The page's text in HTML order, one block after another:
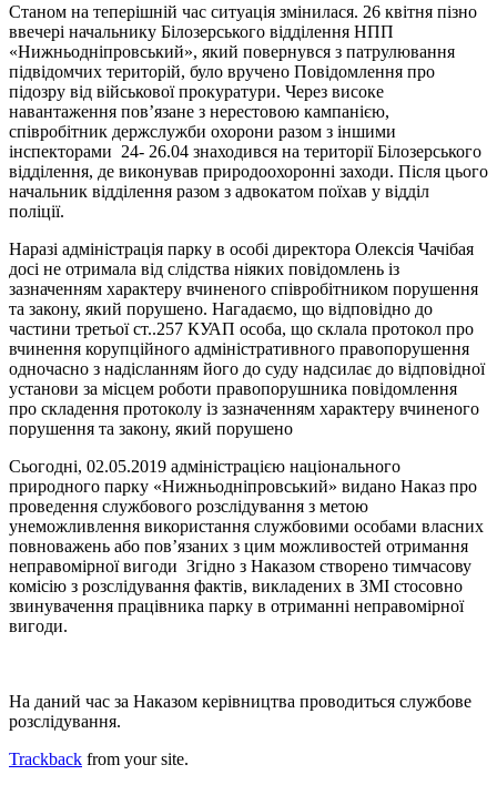
Станом на теперішній час ситуація змінилася. 26 квітня пізно
ввечері начальнику Білозерського відділення НПП
«Нижньодніпровський», який повернувся з патрулювання
підвідомчих територій, було вручено Повідомлення про
підозру від військової прокуратури. Через високе
навантаження пов’язане з нерестовою кампанією,
співробітник держслужби охорони разом з іншими
інспекторами 24- 26.04 знаходився на території Білозерського
відділення, де виконував природоохоронні заходи. Після цього
начальник відділення разом з адвокатом поїхав у відділ
поліції.
Наразі адміністрація парку в особі директора Олексія Чачібая
досі не отримала від слідства ніяких повідомлень із
зазначенням характеру вчиненого співробітником порушення
та закону, який порушено. Нагадаємо, що відповідно до
частини третьої ст..257 КУАП особа, що склала протокол про
вчинення корупційного адміністративного правопорушення
одночасно з надісланням його до суду надсилає до відповідної
установи за місцем роботи правопорушника повідомлення
про складення протоколу із зазначенням характеру вчиненого
порушення та закону, який порушено
Сьогодні, 02.05.2019 адміністрацією національного
природного парку «Нижньодніпровський» видано Наказ про
проведення службового розслідування з метою
унеможливлення використання службовими особами власних
повноважень або пов’язаних з цим можливостей отримання
неправомірної вигоди Згідно з Наказом створено тимчасову
комісію з розслідування фактів, викладених в ЗМІ стосовно
звинувачення працівника парку в отриманні неправомірної
вигоди.
На даний час за Наказом керівництва проводиться службове
розслідування.
Trackback from your site.